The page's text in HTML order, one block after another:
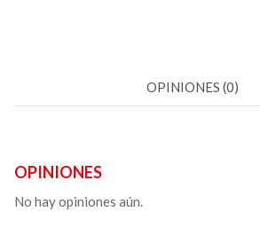
OPINIONES (0)
OPINIONES
No hay opiniones aún.